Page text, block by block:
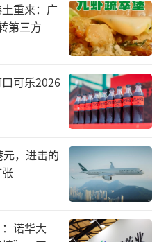
有地方媒体集中曝光：
购买人工牛黄甲硝唑胶
家却发现同一家店同一
元，价差超过2倍。
市民也发现，当地某药
者走访10余家药房后发
，尤其是“美林”布洛
差异更加明显。
店已经超过66万家。这
重来：广
第三方
可乐2026
，进击的
诺华大